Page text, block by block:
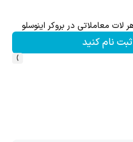
ثبت نام کنید
›